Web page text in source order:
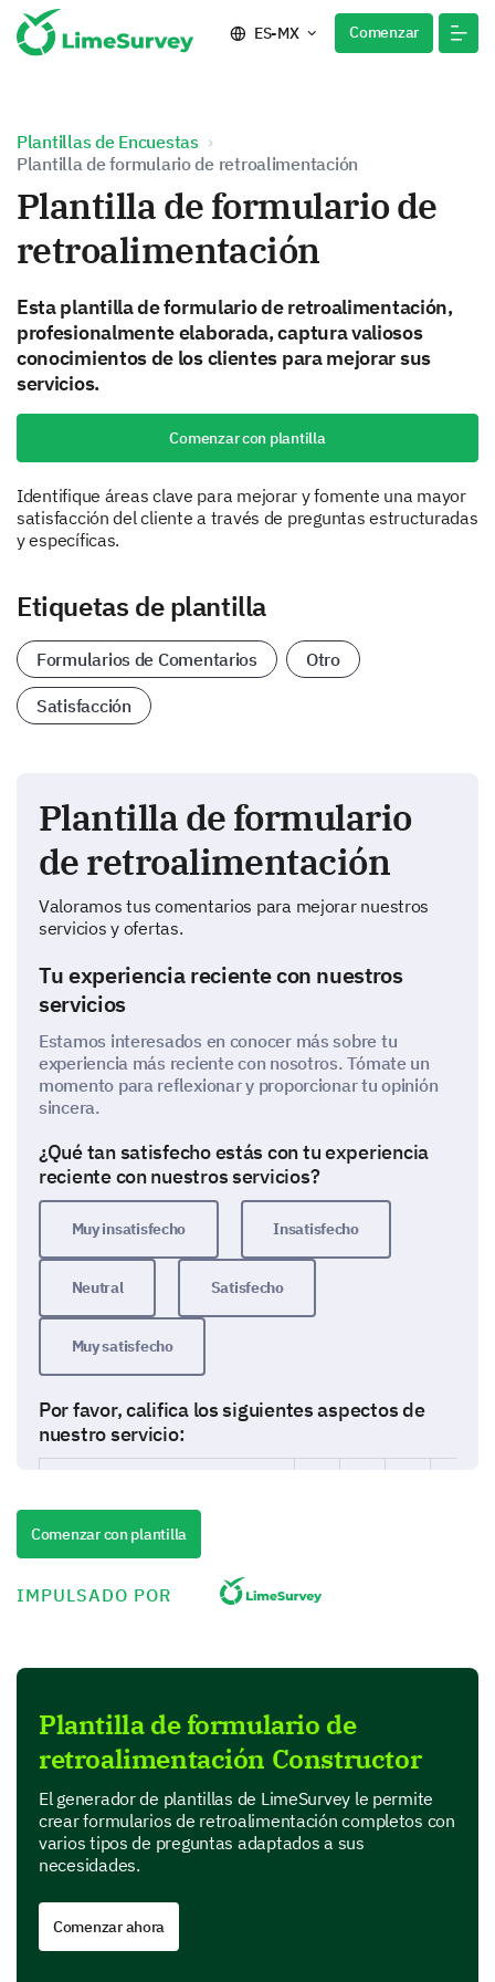
ES-MX Comenzar
Plantillas de Encuestas
Plantilla de formulario de retroalimentación
Plantilla de formulario de
retroalimentación
Esta plantilla de formulario de retroalimentación,
profesionalmente elaborada, captura valiosos
conocimientos de los clientes para mejorar sus
servicios.
Comenzar con plantilla
Identifique áreas clave para mejorar y fomente una mayor
satisfacción del cliente a través de preguntas estructuradas
y específicas.
Etiquetas de plantilla
Formularios de Comentarios Otro
Satisfacción
Plantilla de formulario
de retroalimentación
Valoramos tus comentarios para mejorar nuestros
servicios y ofertas.
Tu experiencia reciente con nuestros
servicios
Estamos interesados en conocer más sobre tu
experiencia más reciente con nosotros. Tómate un
momento para reflexionar y proporcionar tu opinión
sincera.
¿Qué tan satisfecho estás con tu experiencia
reciente con nuestros servicios?
Muy insatisfecho Insatisfecho
Neutral Satisfecho
Muy satisfecho
Por favor, califica los siguientes aspectos de
nuestro servicio:
Oportunidad de servicio
Calidad del servicio
Profesionalismo del personal
que necesitamos mejorar?
Eficiencia del servicio
Comenzar con plantilla
IMPULSADO POR
Plantilla de formulario de
retroalimentación Constructor
El generador de plantillas de LimeSurvey le permite
crear formularios de retroalimentación completos con
varios tipos de preguntas adaptados a sus
necesidades.
Comenzar ahora